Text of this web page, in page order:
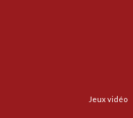
Jeux vidéo